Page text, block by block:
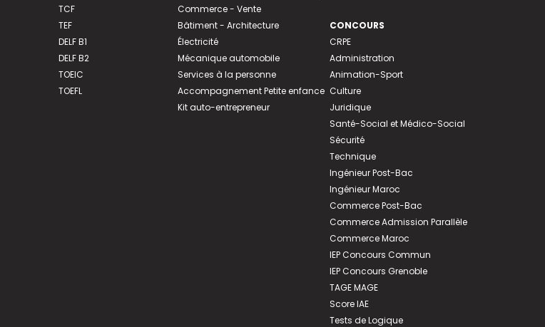
TCF
TEF
DELF B1
DELF B2
TOEIC
TOEFL
Commerce - Vente
Bâtiment - Architecture
Électricité
Mécanique automobile
Services à la personne
Accompagnement Petite enfance
Kit auto-entrepreneur
CONCOURS
CRPE
Administration
Animation-Sport
Culture
Juridique
Santé-Social et Médico-Social
Sécurité
Technique
Ingénieur Post-Bac
Ingénieur Maroc
Commerce Post-Bac
Commerce Admission Parallèle
Commerce Maroc
IEP Concours Commun
IEP Concours Grenoble
TAGE MAGE
Score IAE
Tests de Logique